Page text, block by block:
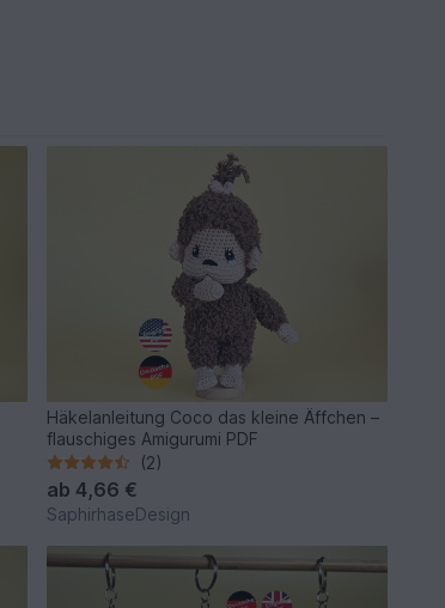
Häkelanleitung Coco das kleine Äffchen –
flauschiges Amigurumi PDF
(2)
ab4,66 €
SaphirhaseDesign